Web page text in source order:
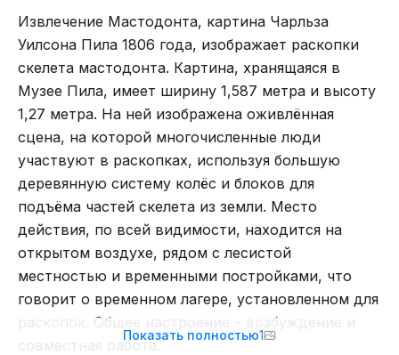
Летом 2025 года команда доктора Холли
планирует вернуться к месту находки для отбора
кернов донных отложений. Анализ позволит с
точностью до столетия определить момент,
когда вода озера окончательно поглотила эту
землю. Это будет ключевой шаг в расшифровке
послания, оставленного нам людьми каменного
века — людьми, которые жили в мире
мастодонтов и оставили о нём память в камне
общем-то, даже хорошо.
ВК днина, в этом вопросе не лучше. Только
концертные записи и диванные каверы. Давайте,
что ли для разнообразия послушаем запись с
концерта, вроде бы неплохая запись.
Ну а я, пожалуй, закончу. До новых встреч!
\m/
Извлечение Мастодонта, картина Чарльза
Уилсона Пила 1806 года, изображает раскопки
скелета мастодонта. Картина, хранящаяся в
Музее Пила, имеет ширину 1,587 метра и высоту
1,27 метра. На ней изображена оживлённая
сцена, на которой многочисленные люди
участвуют в раскопках, используя большую
деревянную систему колёс и блоков для
подъёма частей скелета из земли. Место
действия, по всей видимости, находится на
открытом воздухе, рядом с лесистой
местностью и временными постройками, что
говорит о временном лагере, установленном для
раскопок. Общее настроение – возбуждение и
совместная работа.
Показать полностью1